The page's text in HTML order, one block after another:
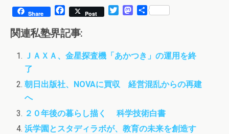
Share
F
c
e
b
o
k
Post
t
e
M
d
n
共
関連私塾界記事:
ＪＡＸＡ、金星探査機「あかつき」の運用を終
了
朝日出版社、NOVAに買収 経営混乱からの再建
へ
２０年後の暮らし描く 科学技術白書
浜学園とスタディラボが、教育の未来を創造す